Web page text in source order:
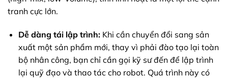
tranh cực lớn.
Dễ dàng tái lập trình:Khi cần chuyển đổi sang sản
xuất một sản phẩm mới, thay vì phải đào tạo lại toàn
bộ nhân công, bạn chỉ cần gọi kỹ sư đến để lập trình
lại quỹ đạo và thao tác cho robot. Quá trình này có